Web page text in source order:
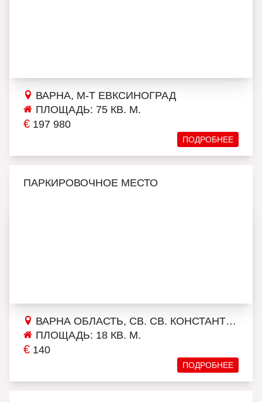
ВАРНА, М-Т ЕВКСИНОГРАД
ПЛОЩАДЬ: 75 КВ. М.
€ 197 980
ПОДРОБНЕЕ
ПАРКИРОВОЧНОЕ МЕСТО
ВАРНА ОБЛАСТЬ, СВ. СВ. КОНСТАНТИН И ЕЛЕНА
ПЛОЩАДЬ: 18 КВ. М.
€ 140
ПОДРОБНЕЕ